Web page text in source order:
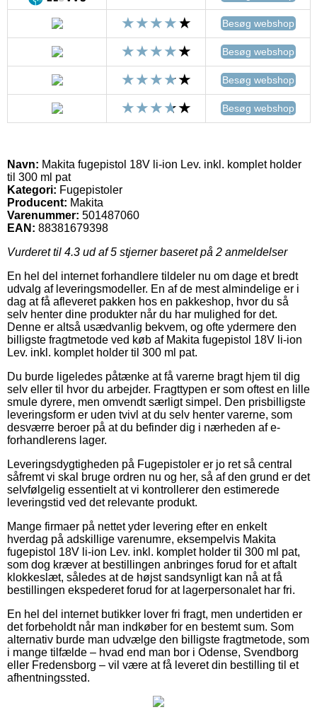
Besøg webshop
Besøg webshop
Besøg webshop
Besøg webshop
Navn: Makita fugepistol 18V li-ion Lev. inkl. komplet holder
til 300 ml pat
Kategori: Fugepistoler
Producent: Makita
Varenummer: 501487060
EAN: 88381679398
Vurderet til 4.3 ud af 5 stjerner baseret på 2 anmeldelser
En hel del internet forhandlere tildeler nu om dage et bredt
udvalg af leveringsmodeller. En af de mest almindelige er i
dag at få afleveret pakken hos en pakkeshop, hvor du så
selv henter dine produkter når du har mulighed for det.
Denne er altså usædvanlig bekvem, og ofte ydermere den
billigste fragtmetode ved køb af Makita fugepistol 18V li-ion
Lev. inkl. komplet holder til 300 ml pat.
Du burde ligeledes påtænke at få varerne bragt hjem til dig
selv eller til hvor du arbejder. Fragttypen er som oftest en lille
smule dyrere, men omvendt særligt simpel. Den prisbilligste
leveringsform er uden tvivl at du selv henter varerne, som
desværre beroer på at du befinder dig i nærheden af e-
forhandlerens lager.
Leveringsdygtigheden på Fugepistoler er jo ret så central
såfremt vi skal bruge ordren nu og her, så af den grund er det
selvfølgelig essentielt at vi kontrollerer den estimerede
leveringstid ved det relevante produkt.
Mange firmaer på nettet yder levering efter en enkelt
hverdag på adskillige varenumre, eksempelvis Makita
fugepistol 18V li-ion Lev. inkl. komplet holder til 300 ml pat,
som dog kræver at bestillingen anbringes forud for et aftalt
klokkeslæt, således at de højst sandsynligt kan nå at få
bestillingen ekspederet forud for at lagerpersonalet har fri.
En hel del internet butikker lover fri fragt, men undertiden er
det forbeholdt når man indkøber for en bestemt sum. Som
alternativ burde man udvælge den billigste fragtmetode, som
i mange tilfælde – hvad end man bor i Odense, Svendborg
eller Fredensborg – vil være at få leveret din bestilling til et
afhentningssted.